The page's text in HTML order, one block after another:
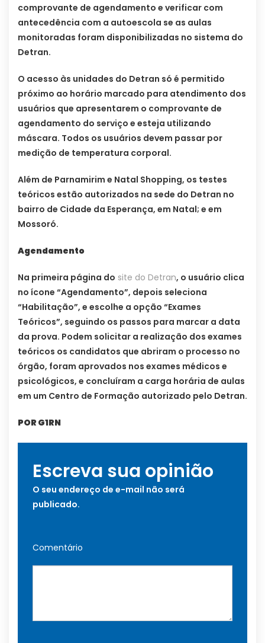
comprovante de agendamento e verificar com
antecedência com a autoescola se as aulas
monitoradas foram disponibilizadas no sistema do
Detran.
O acesso às unidades do Detran só é permitido
próximo ao horário marcado para atendimento dos
usuários que apresentarem o comprovante de
agendamento do serviço e esteja utilizando
máscara. Todos os usuários devem passar por
medição de temperatura corporal.
Além de Parnamirim e Natal Shopping, os testes
teóricos estão autorizados na sede do Detran no
bairro de Cidade da Esperança, em Natal; e em
Mossoró.
Agendamento
Na primeira página do site do Detran, o usuário clica
no ícone “Agendamento”, depois seleciona
“Habilitação”, e escolhe a opção “Exames
Teóricos”, seguindo os passos para marcar a data
da prova. Podem solicitar a realização dos exames
teóricos os candidatos que abriram o processo no
órgão, foram aprovados nos exames médicos e
psicológicos, e concluíram a carga horária de aulas
em um Centro de Formação autorizado pelo Detran.
POR G1RN
Escreva sua opinião
O seu endereço de e-mail não será
publicado.
Comentário